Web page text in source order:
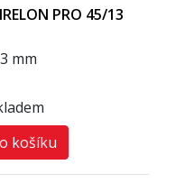
PRO 45/13
mm
košíku